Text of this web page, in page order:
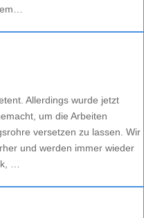
Allerdings wurde jetzt
um die Arbeiten
versetzen zu lassen. Wir
und werden immer wieder
…